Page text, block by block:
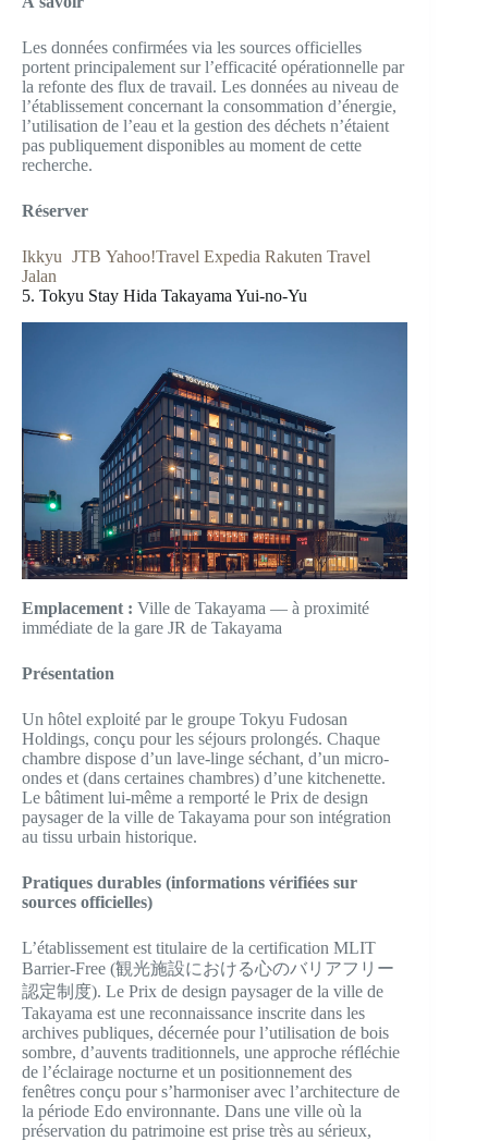
Les données confirmées via les sources officielles
portent principalement sur l’efficacité opérationnelle par
la refonte des flux de travail. Les données au niveau de
l’établissement concernant la consommation d’énergie,
l’utilisation de l’eau et la gestion des déchets n’étaient
pas publiquement disponibles au moment de cette
recherche.
Réserver
Ikkyu JTB Yahoo!Travel Expedia Rakuten Travel
Jalan
5. Tokyu Stay Hida Takayama Yui-no-Yu
Emplacement : Ville de Takayama — à proximité
immédiate de la gare JR de Takayama
Présentation
Un hôtel exploité par le groupe Tokyu Fudosan
Holdings, conçu pour les séjours prolongés. Chaque
chambre dispose d’un lave-linge séchant, d’un micro-
ondes et (dans certaines chambres) d’une kitchenette.
Le bâtiment lui-même a remporté le Prix de design
paysager de la ville de Takayama pour son intégration
au tissu urbain historique.
Pratiques durables (informations vérifiées sur
sources officielles)
L’établissement est titulaire de la certification MLIT
Barrier-Free (観光施設における心のバリアフリー
認定制度). Le Prix de design paysager de la ville de
Takayama est une reconnaissance inscrite dans les
archives publiques, décernée pour l’utilisation de bois
sombre, d’auvents traditionnels, une approche réfléchie
de l’éclairage nocturne et un positionnement des
fenêtres conçu pour s’harmoniser avec l’architecture de
la période Edo environnante. Dans une ville où la
préservation du patrimoine est prise très au sérieux,